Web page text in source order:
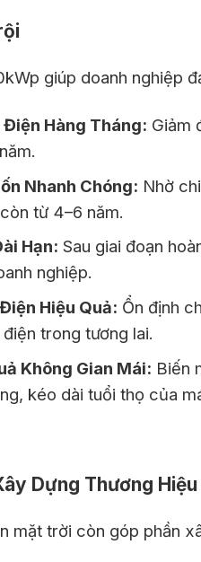
giúp doanh nghiệp
Hàng Tháng: Giảm
Nhanh Chóng: Nhờ
từ 4–6 năm.
Hạn: Sau giai đoạn
nghiệp.
Hiệu Quả: Ổn định
trong tương lai.
Không Gian Mái: Biến
kéo dài tuổi thọ của
Dựng Thương Hiệu
mặt trời còn góp phần